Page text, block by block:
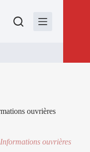
ouvrières
Informations ouvrières